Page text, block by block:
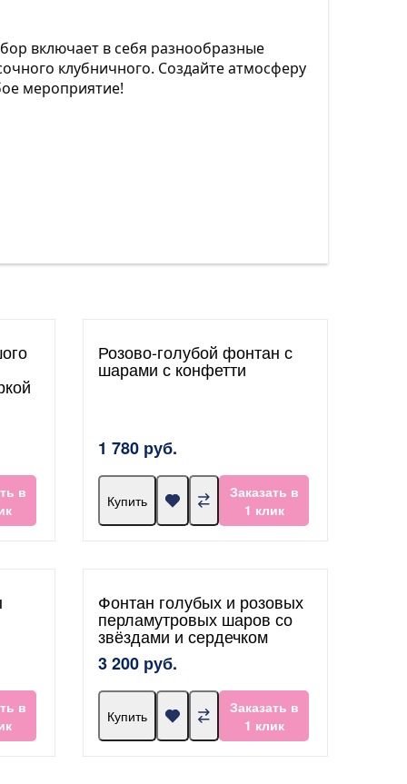
включает в себя разнообразные
клубничного. Создайте атмосферу
мероприятие!
в
Розово-голубой фонтан с
шарами с конфетти
1 780 руб.
Купить
Заказать в
1 клик
в
Фонтан голубых и розовых
перламутровых шаров со
звёздами и сердечком
3 200 руб.
Купить
Заказать в
1 клик